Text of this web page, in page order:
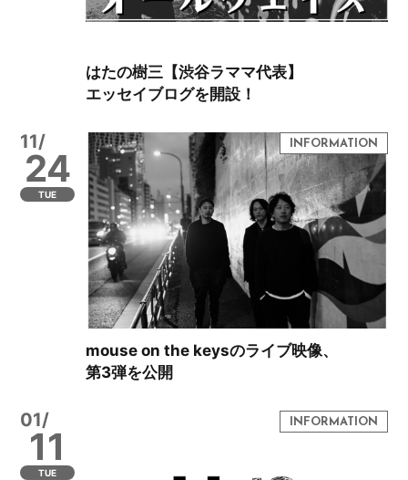
はたの樹三【渋谷ラママ代表】
エッセイブログを開設！
11/
24
TUE
mouse on the keysのライブ映像、
第3弾を公開
01/
11
TUE